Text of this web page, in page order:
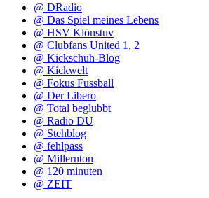
@ DRadio
@ Das Spiel meines Lebens
@ HSV Klönstuv
@ Clubfans United 1 , 2
@ Kickschuh-Blog
@ Kickwelt
@ Fokus Fussball
@ Der Libero
@ Total beglubbt
@ Radio DU
@ Stehblog
@ fehlpass
@ Millernton
@ 120 minuten
@ ZEIT